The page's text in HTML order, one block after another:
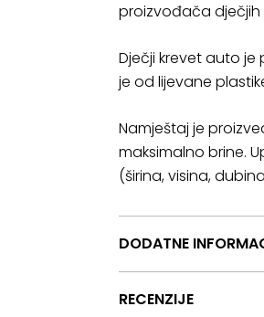
proizvođača dječjih
Dječji krevet auto je
je od lijevane
Namještaj je
maksimalno brine.
(širina, visina,
DODATNE
RECENZIJE